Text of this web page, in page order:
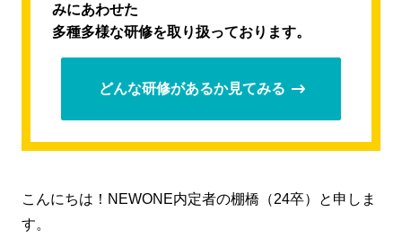
みにあわせた
多種多様な研修を取り扱っております。
どんな研修があるか見てみる
こんにちは！NEWONE内定者の棚橋（24卒）と申しま
す。